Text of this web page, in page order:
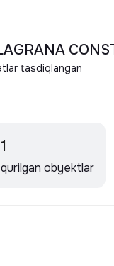
tasdiqlangan
1
qurilgan obyektlar